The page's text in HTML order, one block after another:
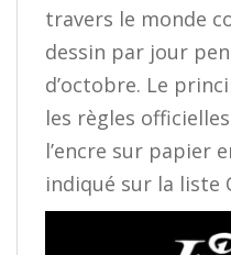
travers le monde
dessin par jour
d’octobre. Le
les règles
l’encre sur papier
indiqué sur la liste